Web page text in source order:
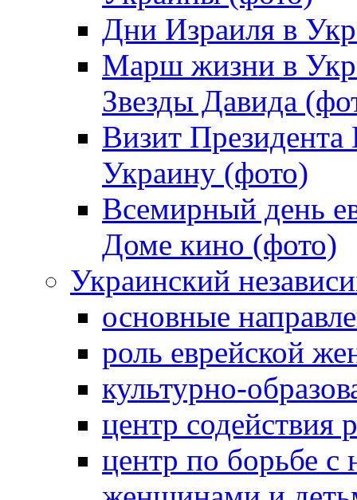
Дни Израиля в
Марш жизни в
Звезды Давида
Визит
Украину (фото)
Всемирный день
Доме кино (фото)
Украинский
основные
роль еврейской
культурно-
центр содействия
центр по борьбе с